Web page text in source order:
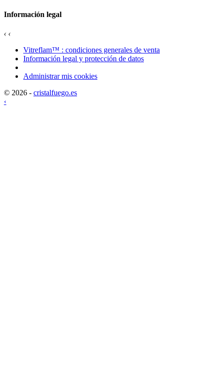
Información legal
‹ ‹
Vitreflam™ : condiciones generales de venta
Información legal y protección de datos
Administrar mis cookies
© 2026 - cristalfuego.es
‹